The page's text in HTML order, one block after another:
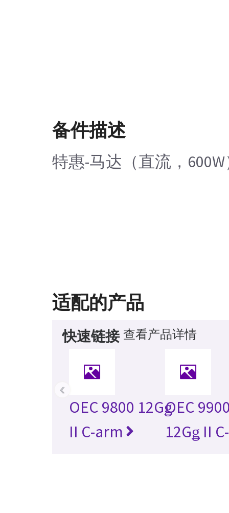
备件描述
特惠-马达（直流，
适配的产品
快速链接 查看产品详情
OEC 9800 12Gǥ
II C-arm
OEC
12Gǥ II
‹